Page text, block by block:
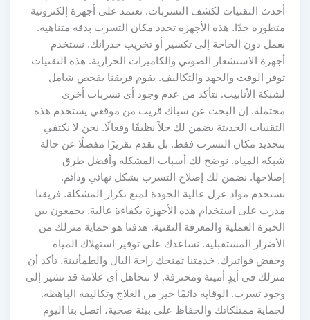
أحدث التقنيات لكشف التسربات. نعتمد على أجهزة إلكترونية
متطورة جدًا. هذه الأجهزة تحدد مكان التسرب بدقة متناهية.
نعمل دون الحاجة إلى تكسير أو تخريب جدرانك. نستخدم
أجهزة الاستشعار الصوتي والكاميرات الحرارية. هذه التقنيات
توفر الوقت والجهد والتكاليف. يقوم فريقنا بفحص شامل
لشبكة الأنابيب. نتأكد من عدم وجود أي تسربات أخرى
محتملة. إن البحث عن سباك قريب من موقعي يستخدم هذه
التقنيات الحديثة يضمن لك حلاً نظيفًا وفعالًا. نحن لا نكتفي
بتحديد مكان التسرب فقط. بل نقدم تقريرًا مفصلًا عن حالة
شبكة المياه. نوضح لك أسباب المشكلة وأفضل طرق
إصلاحها. نضمن لك إصلاح التسرب بشكل نهائي ودائم.
نستخدم مواد عزل عالية الجودة لمنع تكرار المشكلة. فريقنا
مدرب على استخدام هذه الأجهزة بكفاءة عالية. يجمعون بين
الخبرة العملية والمعرفة التقنية. هدفنا هو حماية منزلك من
الأضرار المستقبلية. نساعدك على توفير استهلاك المياه
وخفض فواتيرك. خدمتنا تمنحك راحة البال والطمأنينة. تأكد أن
منزلك في أيدٍ أمينة ومحترفة. لا تتجاهل أي علامة قد تشير إلى
وجود تسرب. الوقاية دائمًا خير من العلاج وتكاليفه الباهظة.
لحماية ممتلكاتك والحفاظ على بيئة صحية، اتصل بنا اليوم